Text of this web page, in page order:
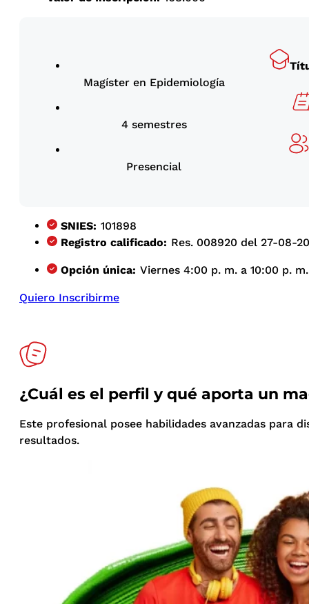
Magíster en Epidemiología
4 semestres
Presencial
SNIES: 101898
Registro calificado: Res. 008920 del 27-08-
Opción única: Viernes 4:00 p. m. a 10:00 p.
Quiero Inscribirme
¿Cuál es el perfil y qué aporta un
Este profesional posee habilidades avanzadas para
resultados.